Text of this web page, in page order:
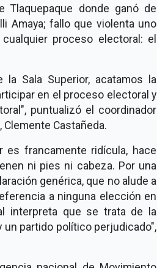
Tlaquepaque donde ganó de
Amaya; fallo que violenta uno
proceso electoral: el
Sala Superior, acatamos la
en el proceso electoral y
puntualizó el coordinador
Castañeda.
es francamente ridícula, hace
ni pies ni cabeza. Por una
genérica, que no alude a
a ninguna elección en
interpreta que se trata de la
un partido político perjudicado",